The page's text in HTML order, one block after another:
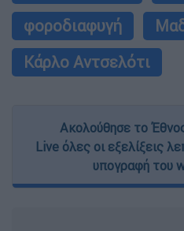
φοροδιαφυγή
Κάρλο Αντσελότι
Ακολούθησε το
Live όλες οι εξελίξεις
υπογραφή του